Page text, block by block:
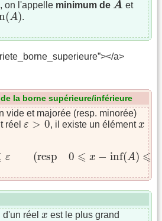
, on l'appelle minimum de A et
(A)
(A) .
a>
la borne supérieure/inférieure
vide et majorée (resp. minorée)
réel ε > 0
ε>0 , il existe un élémentx
x
ε (resp 0 ⩽ x − inf(A) ⩽
resp ⩽x −inf ⩽ ε)
d'un réel x
x est le plus grand